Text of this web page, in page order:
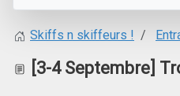
Skiffs n skiffeurs !
[3-4 Septembre]